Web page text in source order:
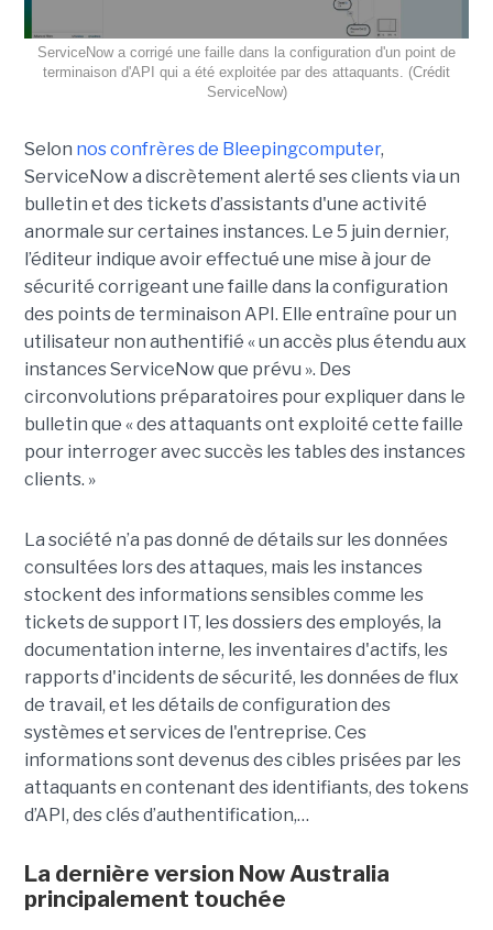
ServiceNow a corrigé une faille dans la configuration d'un point de
terminaison d'API qui a été exploitée par des attaquants. (Crédit
ServiceNow)
Selon nos confrères de Bleepingcomputer,
ServiceNow a discrètement alerté ses clients via un
bulletin et des tickets d’assistants d'une activité
anormale sur certaines instances. Le 5 juin dernier,
l’éditeur indique avoir effectué une mise à jour de
sécurité corrigeant une faille dans la configuration
des points de terminaison API. Elle entraîne pour un
utilisateur non authentifié « un accès plus étendu aux
instances ServiceNow que prévu ». Des
circonvolutions préparatoires pour expliquer dans le
bulletin que « des attaquants ont exploité cette faille
pour interroger avec succès les tables des instances
clients. »
La société n’a pas donné de détails sur les données
consultées lors des attaques, mais les instances
stockent des informations sensibles comme les
tickets de support IT, les dossiers des employés, la
documentation interne, les inventaires d'actifs, les
rapports d'incidents de sécurité, les données de flux
de travail, et les détails de configuration des
systèmes et services de l'entreprise. Ces
informations sont devenus des cibles prisées par les
attaquants en contenant des identifiants, des tokens
d’API, des clés d’authentification,…
La dernière version Now Australia
principalement touchée